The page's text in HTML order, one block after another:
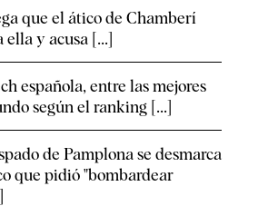
que el ático de Chamberí
ella y acusa [...]
española, entre las mejores
según el ranking [...]
de Pamplona se desmarca
que pidió "bombardear